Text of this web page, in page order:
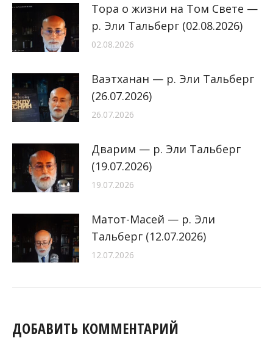
Тора о жизни на Том Свете —
р. Эли Тальберг (02.08.2026)
02.08.2026
Ваэтханан — р. Эли Тальберг
(26.07.2026)
26.07.2026
Дварим — р. Эли Тальберг
(19.07.2026)
19.07.2026
Матот-Масей — р. Эли
Тальберг (12.07.2026)
12.07.2026
ДОБАВИТЬ КОММЕНТАРИЙ